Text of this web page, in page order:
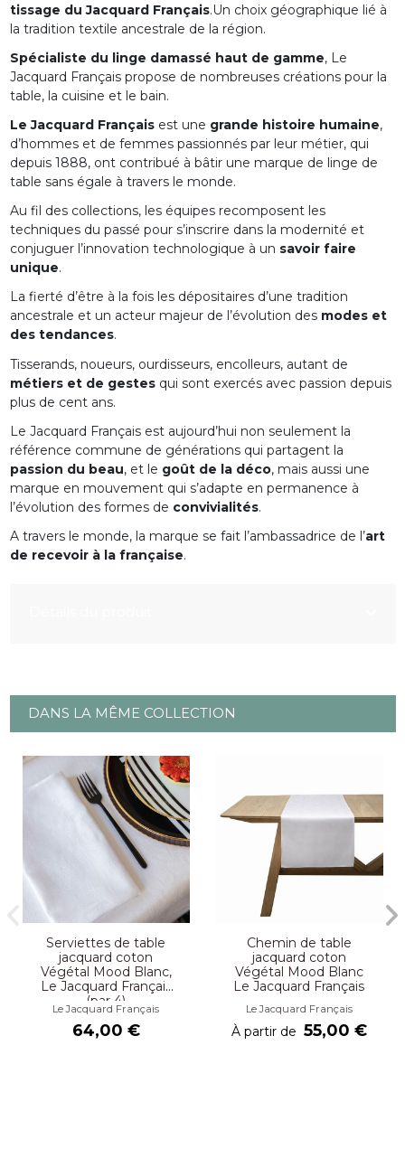
tissage du Jacquard Français.Un choix géographique lié à
la tradition textile ancestrale de la région.
Spécialiste du linge damassé haut de gamme, Le
Jacquard Français propose de nombreuses créations pour la
table, la cuisine et le bain.
Le Jacquard Françaisest une grande histoire humaine,
d’hommes et de femmes passionnés par leur métier, qui
depuis 1888, ont contribué à bâtir une marque de linge de
table sans égale à travers le monde.
Au fil des collections, les équipes recomposent les
techniques du passé pour s’inscrire dans la modernité et
conjuguer l’innovation technologique à un savoir faire
unique.
La fierté d’être à la fois les dépositaires d’une tradition
ancestrale et un acteur majeur de l’évolution des modes et
des tendances.
Tisserands, noueurs, ourdisseurs, encolleurs, autant de
métiers et de gestesqui sont exercés avec passion depuis
plus de cent ans.
Le Jacquard Français est aujourd’hui non seulement la
référence commune de générations qui partagent la
passion du beau, et le goût de la déco, mais aussi une
marque en mouvement qui s’adapte en permanence à
l’évolution des formes de convivialités.
A travers le monde, la marque se fait l’ambassadrice de l’art
de recevoir à la française.
DANS LA MÊME COLLECTION
Serviettes de table
jacquard coton
Végétal Mood Blanc,
Le Jacquard Français
(par 4)
Le Jacquard Français
64,00 €
Chemin de table
jacquard coton
Végétal Mood Blanc
Le Jacquard Français
Le Jacquard Français
À partir de 55,00 €